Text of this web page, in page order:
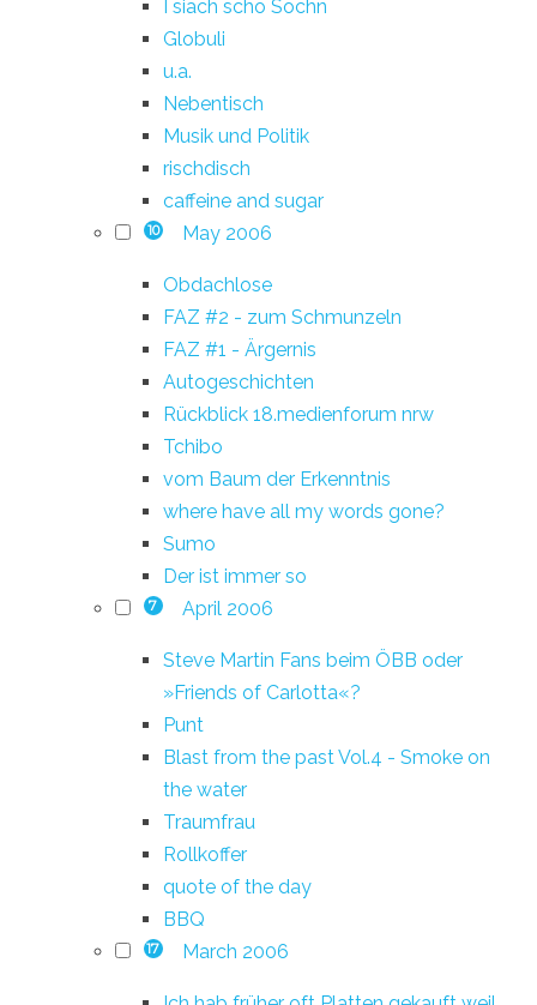
I siach scho Sochn
Globuli
u.a.
Nebentisch
Musik und Politik
rischdisch
caffeine and sugar
10 May 2006
Obdachlose
FAZ #2 - zum Schmunzeln
FAZ #1 - Ärgernis
Autogeschichten
Rückblick 18.medienforum nrw
Tchibo
vom Baum der Erkenntnis
where have all my words gone?
Sumo
Der ist immer so
7 April 2006
Steve Martin Fans beim ÖBB oder
»Friends of Carlotta«?
Punt
Blast from the past Vol.4 - Smoke on
the water
Traumfrau
Rollkoffer
quote of the day
BBQ
17 March 2006